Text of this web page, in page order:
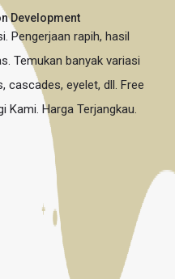
Development
Pengerjaan rapih, hasil
Temukan banyak variasi
cascades, eyelet, dll. Free
Kami. Harga Terjangkau.